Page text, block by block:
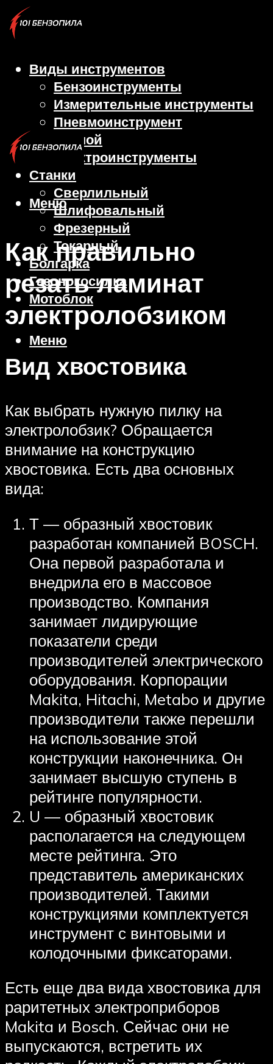
Виды инструментов
Бензоинструменты
Измерительные инструменты
Пневмоинструмент
Ручной
Электроинструменты
Станки
Сверлильный
Шлифовальный
Фрезерный
Токарный
Болгарка
Газонокосилка
Мотоблок
Меню
Меню
Как правильно
резать ламинат
электролобзиком
Вид хвостовика
Как выбрать нужную пилку на
электролобзик? Обращается
внимание на конструкцию
хвостовика. Есть два основных
вида:
Т — образный хвостовик
разработан компанией BOSCH.
Она первой разработала и
внедрила его в массовое
производство. Компания
занимает лидирующие
показатели среди
производителей электрического
оборудования. Корпорации
Makita, Hitachi, Metabo и другие
производители также перешли
на использование этой
конструкции наконечника. Он
занимает высшую ступень в
рейтинге популярности.
U — образный хвостовик
располагается на следующем
месте рейтинга. Это
представитель американских
производителей. Такими
конструкциями комплектуется
инструмент с винтовыми и
колодочными фиксаторами.
Есть еще два вида хвостовика для
раритетных электроприборов
Makita и Bosch. Сейчас они не
выпускаются, встретить их